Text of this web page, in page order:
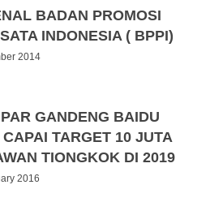
BADAN PROMOSI
INDONESIA ( BPPI)
2014
GANDENG BAIDU
TARGET 10 JUTA
TIONGKOK DI 2019
2016